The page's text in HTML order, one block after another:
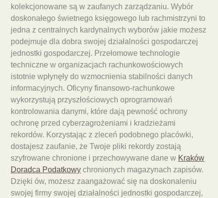
kolekcjonowane są w zaufanych zarządzaniu. Wybór
doskonałego świetnego księgowego lub rachmistrzyni to
jedna z centralnych kardynalnych wyborów jakie możesz
podejmuje dla dobra swojej działalności gospodarczej
jednostki gospodarczej. Przełomowe technologie
techniczne w organizacjach rachunkowościowych
istotnie wpłynęły do wzmocnienia stabilności danych
informacyjnych. Oficyny finansowo-rachunkowe
wykorzystują przyszłościowych oprogramowań
kontrolowania danymi, które dają pewność ochrony
ochronę przed cyberzagrożeniami i kradzieżami
rekordów. Korzystając z zleceń podobnego placówki,
dostajesz zaufanie, że Twoje pliki rekordy zostają
szyfrowane chronione i przechowywane dane w Kraków
Doradca Podatkowy chronionych magazynach zapisów.
Dzięki ów, możesz zaangażować się na doskonaleniu
swojej firmy swojej działalności jednostki gospodarczej,